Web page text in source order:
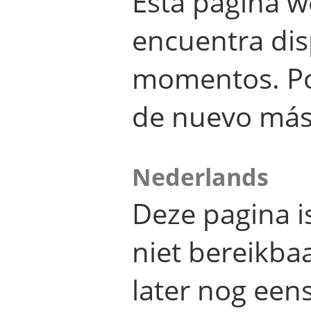
encuentra
momentos.
de nuevo
Nederlands
Deze pagina
niet
later nog